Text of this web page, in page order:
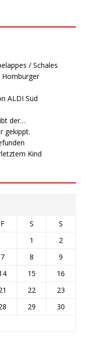
/ Schales
Homburger
ALDI Süd
der…
gekippt.
Kind
F S
S
1
2
7 8
9
15
16
22
23
29
30